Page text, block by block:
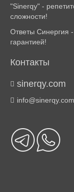
"Sinerqy" -
сложности!
Ответы Синергия -
гарантией!
Контакты
sinerqy.com
info@sinerqy.com